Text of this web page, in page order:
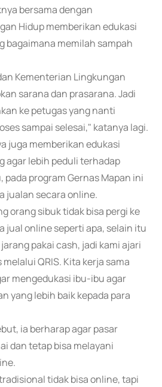
bersama dengan
Hidup memberikan edukasi
bagaimana memilah sampah
Kementerian Lingkungan
sarana dan prasarana. Jadi
ke petugas yang nanti
sampai selesai," katanya lagi.
juga memberikan edukasi
agar lebih peduli terhadap
program Gernas Mapan ini
jualan secara online.
orang sibuk tidak bisa pergi ke
jual online seperti apa, selain itu
pakai cash, jadi kami ajari
QRIS. Kita kerja sama
mengedukasi ibu-ibu agar
yang lebih baik kepada para
ia berharap agar pasar
dan tetap bisa melayani
tidak bisa online, tapi